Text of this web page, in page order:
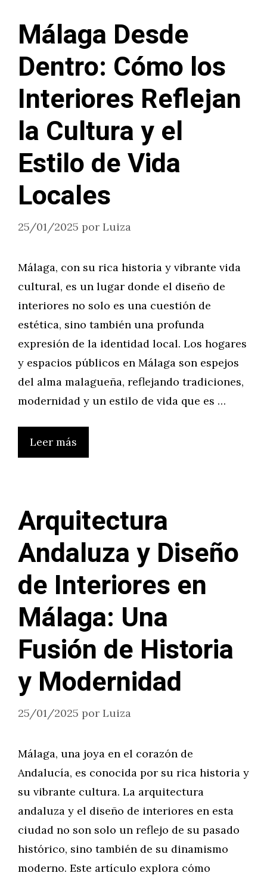
Málaga Desde
Dentro: Cómo los
Interiores Reflejan
la Cultura y el
Estilo de Vida
Locales
25/01/2025 por Luiza
Málaga, con su rica historia y vibrante vida
cultural, es un lugar donde el diseño de
interiores no solo es una cuestión de
estética, sino también una profunda
expresión de la identidad local. Los hogares
y espacios públicos en Málaga son espejos
del alma malagueña, reflejando tradiciones,
modernidad y un estilo de vida que es …
Leer más
Arquitectura
Andaluza y Diseño
de Interiores en
Málaga: Una
Fusión de Historia
y Modernidad
25/01/2025 por Luiza
Málaga, una joya en el corazón de
Andalucía, es conocida por su rica historia y
su vibrante cultura. La arquitectura
andaluza y el diseño de interiores en esta
ciudad no son solo un reflejo de su pasado
histórico, sino también de su dinamismo
moderno. Este artículo explora cómo